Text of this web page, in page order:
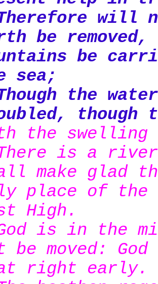
will
be removed,
be
sea;
the
though
the swelling
is a
make glad
place of the
High.
is in the
be moved:
right early.